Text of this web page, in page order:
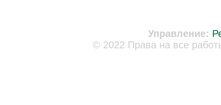
Управление:
© 2022 Права на все